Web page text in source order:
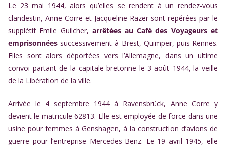
Le 23 mai 1944, alors qu’elles se rendent à un rendez-vous
clandestin, Anne Corre et Jacqueline Razer sont repérées par le
supplétif Emile Guilcher, arrêtées au Café des Voyageurs et
emprisonnées successivement à Brest, Quimper, puis Rennes.
Elles sont alors déportées vers l’Allemagne, dans un ultime
convoi partant de la capitale bretonne le 3 août 1944, la veille
de la Libération de la ville.
Arrivée le 4 septembre 1944 à Ravensbrück, Anne Corre y
devient le matricule 62813. Elle est employée de force dans une
usine pour femmes à Genshagen, à la construction d’avions de
guerre pour l’entreprise Mercedes-Benz. Le 19 avril 1945, elle